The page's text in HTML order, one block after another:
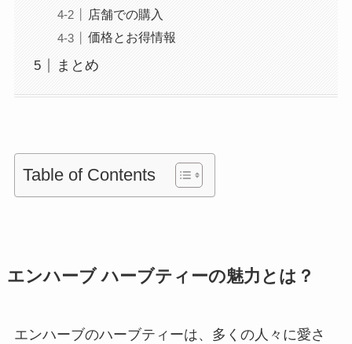
店舗での購入
価格とお得情報
まとめ
Table of Contents
エンハーブ ハーブティーの魅力とは？
エンハーブのハーブティーは、多くの人々に愛さ